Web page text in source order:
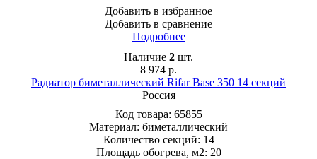
Добавить в избранное
Добавить в сравнение
Подробнее
Наличие 2 шт.
8 974 р.
Радиатор биметаллический Rifar Base 350 14 секций
Россия
Код товара: 65855
Материал: биметаллический
Количество секций: 14
Площадь обогрева, м2: 20